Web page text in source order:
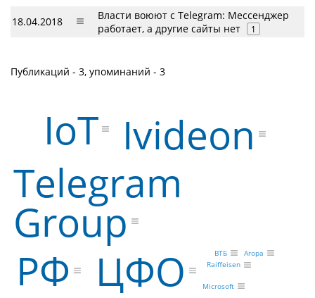
18.04.2018
Власти воюют с Telegram: Мессенджер
работает, а другие сайты нет
1
Публикаций - 3, упоминаний - 3
Telegram
Group
Ivideon
IoT
РФ ЦФО
ВТБ
Raiffeisen
Microsoft
Агора